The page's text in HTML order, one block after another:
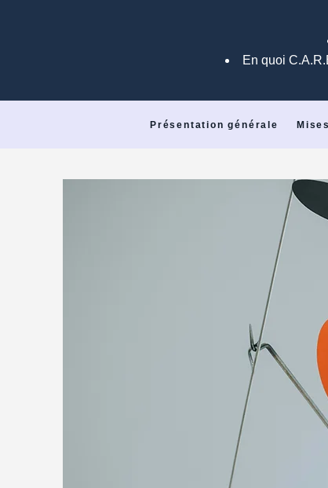
En quoi
Présentation générale